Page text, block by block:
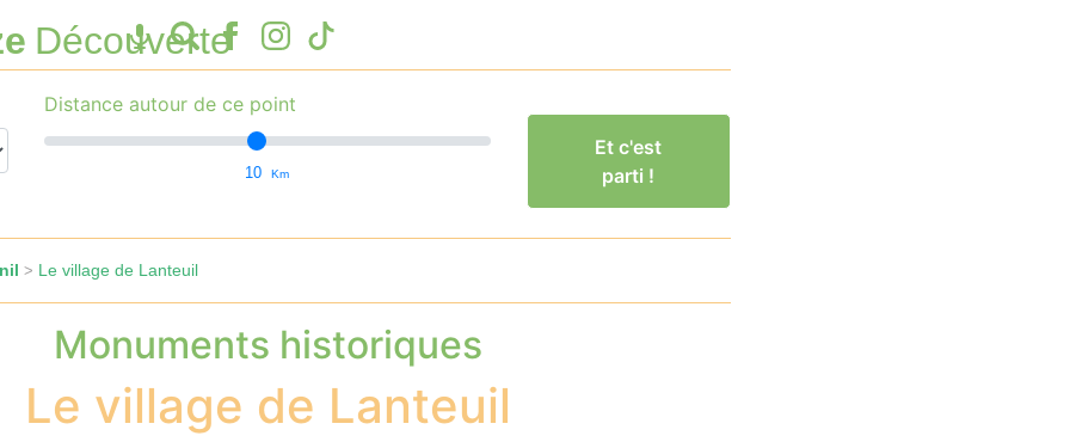
Découverte
Distance autour de ce point
10 Km
Et c'est
parti !
> Le village de Lanteuil
Monuments historiques
Le village de Lanteuil